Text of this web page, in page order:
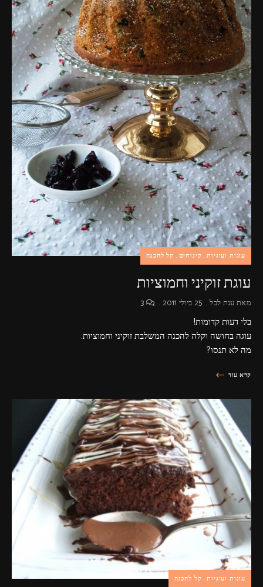
פרסומות,
מדיה
דיגיטלית
ועוד.
עוגות ועוגיות קינוחים קל להכנה
עוגת זוקיני וחמוציות
מאתענת לבל 25 ביולי 2011
בלי דעות קדומות!
עוגה בחושה וקלה להכנה המשלבת זוקיני וחמוציות.
מה לא תנסו?
קרא עוד
עוגות ועוגיות קל להכנה